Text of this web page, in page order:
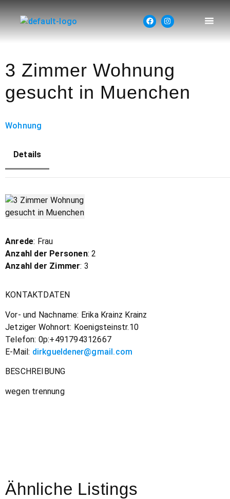
3 Zimmer Wohnung
gesucht in Muenchen
Wohnung
Details
Anrede: Frau
Anzahl der Personen: 2
Anzahl der Zimmer: 3
KONTAKTDATEN
Vor- und Nachname: Erika Krainz Krainz
Jetziger Wohnort: Koenigsteinstr.10
Telefon: 0p:+491794312667
E-Mail: dirkgueldener@gmail.com
BESCHREIBUNG
wegen trennung
Ähnliche Listings